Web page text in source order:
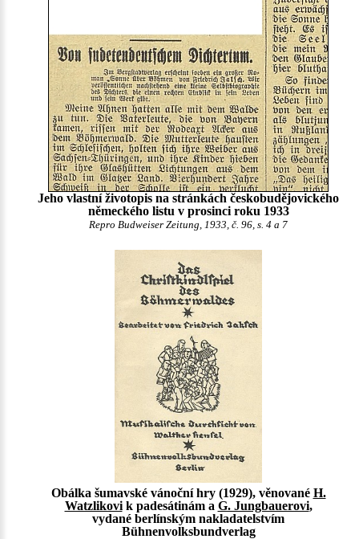
Jeho vlastní životopis na stránkách českobudějovického
německého listu v prosinci roku 1933
Repro Budweiser Zeitung, 1933, č. 96, s. 4 a 7
Obálka šumavské vánoční hry (1929), věnované H.
Watzlikovik padesátinám a G. Jungbauerovi,
vydané berlínským nakladatelstvím
Bühnenvolksbundverlag